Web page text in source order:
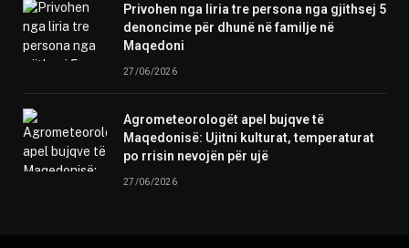
Privohen nga liria tre persona nga gjithsej 5
denoncime për dhunë në familje në
Maqedoni
27/06/2026
Agrometeorologët apel bujqve të
Maqedonisë: Ujitni kulturat, temperaturat
po rrisin nevojën për ujë
27/06/2026